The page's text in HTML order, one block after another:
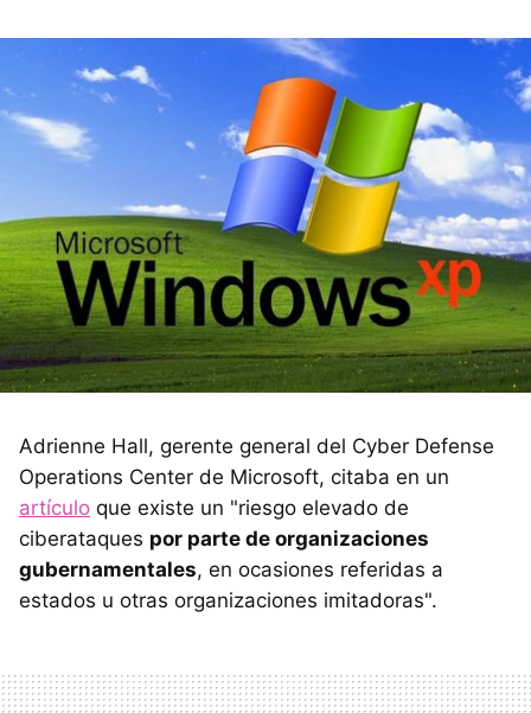
Adrienne Hall, gerente general del Cyber Defense
Operations Center de Microsoft, citaba en un
artículo que existe un "riesgo elevado de
ciberataques por parte de organizaciones
gubernamentales, en ocasiones referidas a
estados u otras organizaciones imitadoras".